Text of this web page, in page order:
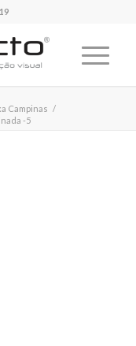
Campinas /
-5